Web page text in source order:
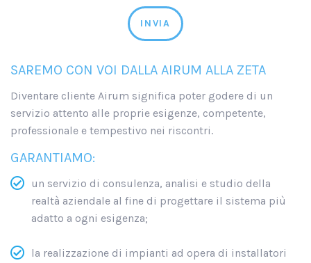
INVIA
SAREMO CON VOI DALLA AIRUM ALLA ZETA
Diventare cliente Airum significa poter godere di un
servizio attento alle proprie esigenze, competente,
professionale e tempestivo nei riscontri.
GARANTIAMO:
un servizio di consulenza, analisi e studio della
realtà aziendale al fine di progettare il sistema più
adatto a ogni esigenza;
la realizzazione di impianti ad opera di installatori